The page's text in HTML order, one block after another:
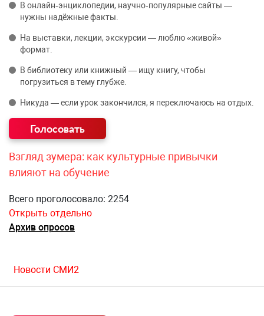
В онлайн‑энциклопедии, научно‑популярные сайты —
нужны надёжные факты.
На выставки, лекции, экскурсии — люблю «живой»
формат.
В библиотеку или книжный — ищу книгу, чтобы
погрузиться в тему глубже.
Никуда — если урок закончился, я переключаюсь на отдых.
Взгляд зумера: как культурные привычки
влияют на обучение
Всего проголосовало: 2254
Открыть отдельно
Архив опросов
Новости СМИ2